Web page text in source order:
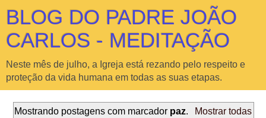
BLOG DO PADRE JOÃO
CARLOS - MEDITAÇÃO
Neste mês de julho, a Igreja está rezando pelo respeito e
proteção da vida humana em todas as suas etapas.
Mostrando postagens com marcador paz.
Mostrar todas